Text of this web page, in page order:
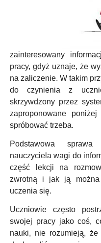
zainteresowany
pracy, gdyż uznaje, że
na zaliczenie. W takim
do czynienia z
skrzywdzony przez
zaproponowane
spróbować trzeba.
Podstawowa
nauczyciela wagi do
część lekcji na
zwrotną i jak ją można
uczenia się.
Uczniowie często
swojej pracy jako coś,
nauki, nie rozumieją,